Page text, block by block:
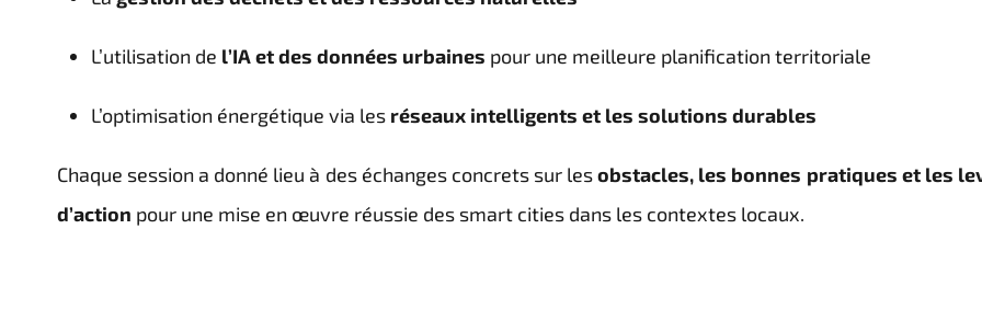
L’utilisation de l’IA et des données urbaines pour une meilleure planification territoriale
L’optimisation énergétique via les réseaux intelligents et les solutions durables
Chaque session a donné lieu à des échanges concrets sur lesobstacles, les bonnes pratiques et les
d’action pour une mise en œuvre réussie des smart cities dans les contextes locaux.